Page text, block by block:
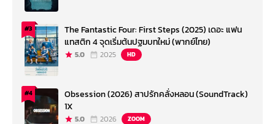
#3
The Fantastic Four: First Steps (2025) เดอะ แฟน
แทสติก 4 จุดเริ่มต้นปฐมบทใหม่ (พากย์ไทย)
5.0 2025 HD
#4
Obsession (2026) สาปรักคลั่งหลอน (SoundTrack)
1X
5.0 2026 ZOOM